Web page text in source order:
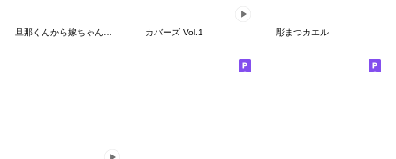
旦那くんから嫁ちゃんへ❤︎【夫婦ダンナ】 カバーズ Vol.1 彫まつカエル